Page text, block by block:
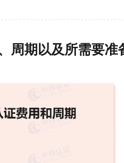
周期以及所需要准